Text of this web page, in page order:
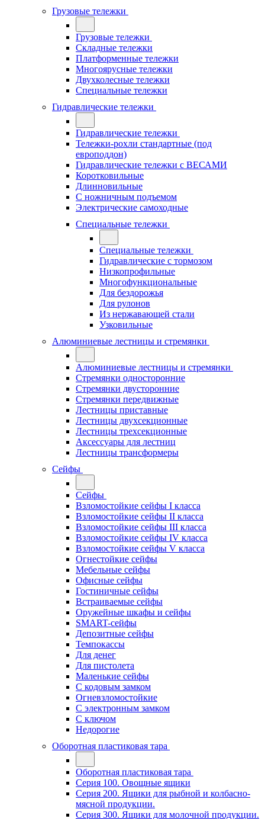
Грузовые тележки
Грузовые тележки
Складные тележки
Платформенные тележки
Многоярусные тележки
Двухколесные тележки
Специальные тележки
Гидравлические тележки
Гидравлические тележки
Тележки-рохли стандартные (под
европоддон)
Гидравлические тележки с ВЕСАМИ
Коротковильные
Длинновильные
С ножничным подъемом
Электрические самоходные
Специальные тележки
Специальные тележки
Гидравлические с тормозом
Низкопрофильные
Многофункциональные
Для бездорожья
Для рулонов
Из нержавающей стали
Узковильные
Алюминиевые лестницы и стремянки
Алюминиевые лестницы и стремянки
Стремянки односторонние
Стремянки двусторонние
Стремянки передвижные
Лестницы приставные
Лестницы двухсекционные
Лестницы трехсекционные
Аксессуары для лестниц
Лестницы трансформеры
Сейфы
Сейфы
Взломостойкие сейфы I класса
Взломостойкие сейфы II класса
Взломостойкие сейфы III класса
Взломостойкие сейфы IV класса
Взломостойкие сейфы V класса
Огнестойкие сейфы
Мебельные сейфы
Офисные сейфы
Гостиничные сейфы
Встраиваемые сейфы
Оружейные шкафы и сейфы
SMART-сейфы
Депозитные сейфы
Темпокассы
Для денег
Для пистолета
Маленькие сейфы
С кодовым замком
Огневзломостойкие
С электронным замком
С ключом
Недорогие
Оборотная пластиковая тара
Оборотная пластиковая тара
Серия 100. Овощные ящики
Серия 200. Ящики для рыбной и колбасно-
мясной продукции.
Серия 300. Ящики для молочной продукции.